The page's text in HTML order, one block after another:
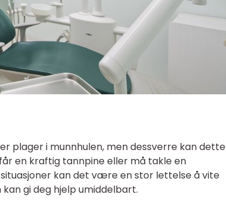
plager i munnhulen, men dessverre kan dette
en kraftig tannpine eller må takle en
kan det være en stor lettelse å vite
gi deg hjelp umiddelbart.